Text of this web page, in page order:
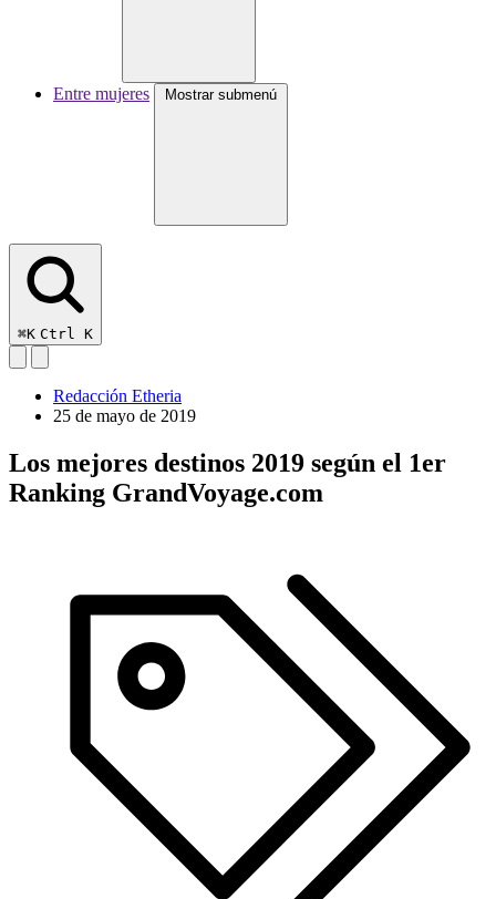
Entre mujeres Mostrar submenú
⌘K Ctrl K
Redacción Etheria
25 de mayo de 2019
Los mejores destinos 2019 según el 1er
Ranking GrandVoyage.com